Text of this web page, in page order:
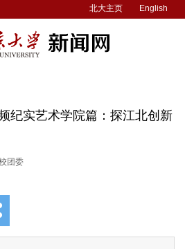
北大主页 English
纪实艺术学院篇：探江北创新
团委